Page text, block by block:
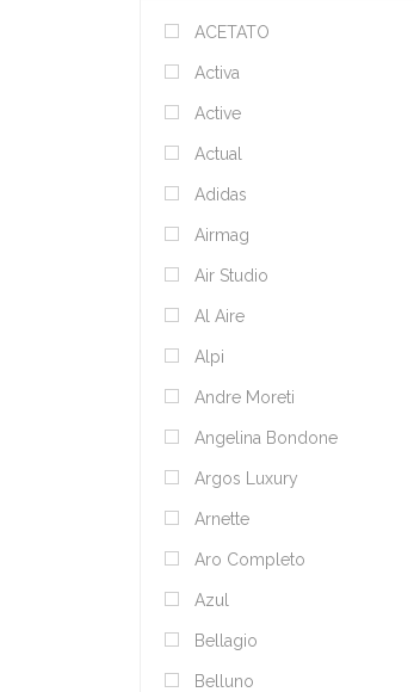
ACETATO
Activa
Active
Actual
Adidas
Airmag
Air Studio
Al Aire
Alpi
Andre Moreti
Angelina Bondone
Argos Luxury
Arnette
Aro Completo
Azul
Bellagio
Belluno